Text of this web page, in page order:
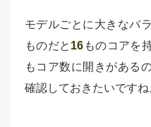
モデルごとに大きなバ
ものだと 16 ものコアを
もコア数に開きがある
確認しておきたいですね